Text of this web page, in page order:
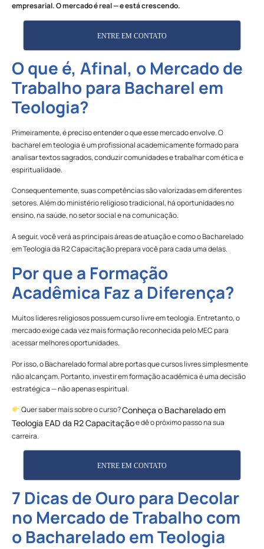
empresarial. O mercado é real — e está crescendo.
ENTRE EM CONTATO
O que é, Afinal, o Mercado de
Trabalho para Bacharel em
Teologia?
Primeiramente, é preciso entender o que esse mercado envolve. O
bacharel em teologia é um profissional academicamente formado para
analisar textos sagrados, conduzir comunidades e trabalhar com ética e
espiritualidade.
Consequentemente, suas competências são valorizadas em diferentes
setores. Além do ministério religioso tradicional, há oportunidades no
ensino, na saúde, no setor social e na comunicação.
A seguir, você verá as principais áreas de atuação e como o Bacharelado
em Teologia da R2 Capacitação prepara você para cada uma delas.
Por que a Formação
Acadêmica Faz a Diferença?
Muitos líderes religiosos possuem curso livre em teologia. Entretanto, o
mercado exige cada vez mais formação reconhecida pelo MEC para
acessar melhores oportunidades.
Por isso, o Bacharelado formal abre portas que cursos livres simplesmente
não alcançam. Portanto, investir em formação acadêmica é uma decisão
estratégica — não apenas espiritual.
Quer saber mais sobre o curso?Conheça o Bacharelado em
Teologia EAD da R2 Capacitaçãoe dê o próximo passo na sua
carreira.
ENTRE EM CONTATO
7 Dicas de Ouro para Decolar
no Mercado de Trabalho com
o Bacharelado em Teologia